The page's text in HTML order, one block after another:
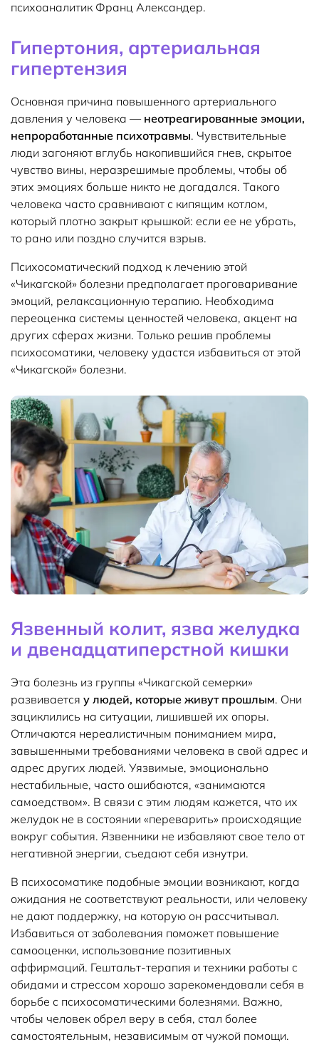
психоаналитик Франц Александер.
Гипертония, артериальная
гипертензия
Основная причина повышенного артериального
давления у человека — неотреагированные эмоции,
непроработанные психотравмы. Чувствительные
люди загоняют вглубь накопившийся гнев, скрытое
чувство вины, неразрешимые проблемы, чтобы об
этих эмоциях больше никто не догадался. Такого
человека часто сравнивают с кипящим котлом,
который плотно закрыт крышкой: если ее не убрать,
то рано или поздно случится взрыв.
Психосоматический подход к лечению этой
«Чикагской» болезни предполагает проговаривание
эмоций, релаксационную терапию. Необходима
переоценка системы ценностей человека, акцент на
других сферах жизни. Только решив проблемы
психосоматики, человеку удастся избавиться от этой
«Чикагской» болезни.
Язвенный колит, язва желудка
и двенадцатиперстной кишки
Эта болезнь из группы «Чикагской семерки»
развивается у людей, которые живут прошлым. Они
зациклились на ситуации, лишившей их опоры.
Отличаются нереалистичным пониманием мира,
завышенными требованиями человека в свой адрес и
адрес других людей. Уязвимые, эмоционально
нестабильные, часто ошибаются, «занимаются
самоедством». В связи с этим людям кажется, что их
желудок не в состоянии «переварить» происходящие
вокруг события. Язвенники не избавляют свое тело от
негативной энергии, съедают себя изнутри.
В психосоматике подобные эмоции возникают, когда
ожидания не соответствуют реальности, или человеку
не дают поддержку, на которую он рассчитывал.
Избавиться от заболевания поможет повышение
самооценки, использование позитивных
аффирмаций. Гештальт-терапия и техники работы с
обидами и стрессом хорошо зарекомендовали себя в
борьбе с психосоматическими болезнями. Важно,
чтобы человек обрел веру в себя, стал более
самостоятельным, независимым от чужой помощи.